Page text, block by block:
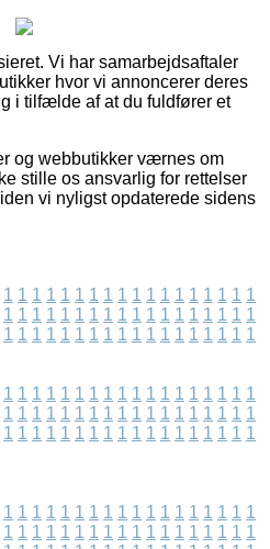
Vi har samarbejdsaftaler
hvor vi annoncerer deres
i tilfælde af at du fuldfører et
og webbutikker værnes om
stille os ansvarlig for rettelser
vi nyligst opdaterede sidens
1 1 1 1 1 1 1 1 1 1 1 1 1 1 1 1 1 1
1 1 1 1 1 1 1 1 1 1 1 1 1 1 1 1 1 1
1 1 1 1 1 1 1 1 1 1 1 1 1 1 1 1 1 1
1 1 1 1 1 1 1 1 1 1 1 1 1 1 1 1 1 1
1 1 1 1 1 1 1 1 1 1 1 1 1 1 1 1 1 1
1 1 1 1 1 1 1 1 1 1 1 1 1 1 1 1 1 1
1 1 1 1 1 1 1 1 1 1 1 1 1 1 1 1 1 1
1 1 1 1 1 1 1 1 1 1 1 1 1 1 1 1 1 1